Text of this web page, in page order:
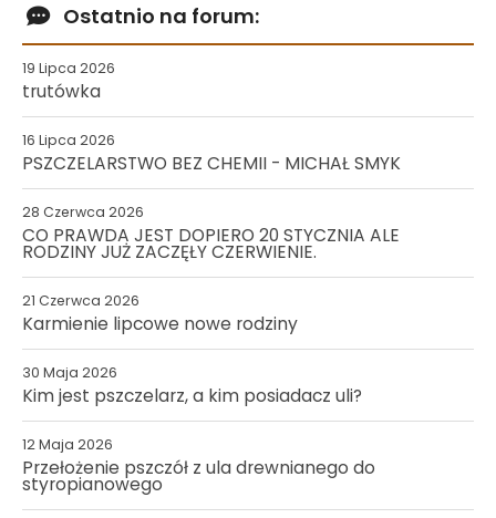
Ostatnio na forum:
19 Lipca 2026
trutówka
16 Lipca 2026
PSZCZELARSTWO BEZ CHEMII - MICHAŁ SMYK
28 Czerwca 2026
CO PRAWDA JEST DOPIERO 20 STYCZNIA ALE
RODZINY JUŻ ZACZĘŁY CZERWIENIE.
21 Czerwca 2026
Karmienie lipcowe nowe rodziny
30 Maja 2026
Kim jest pszczelarz, a kim posiadacz uli?
12 Maja 2026
Przełożenie pszczół z ula drewnianego do
styropianowego